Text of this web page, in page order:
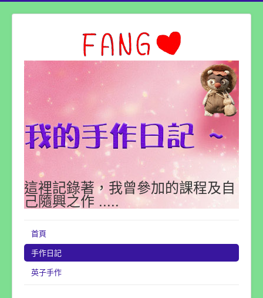
這裡記錄著，我曾參加的課程及自
己隨興之作 .....
首頁
手作日記
英子手作